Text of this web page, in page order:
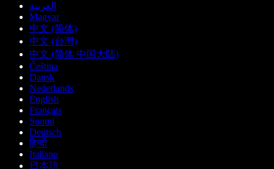
العربية
Magyar
中文 (简体)
中文 (台灣)
中文 (简体 中国大陆)
Čeština
Dansk
Nederlands
English
Français
Suomi
Deutsch
हिन्दी
Italiano
日本語